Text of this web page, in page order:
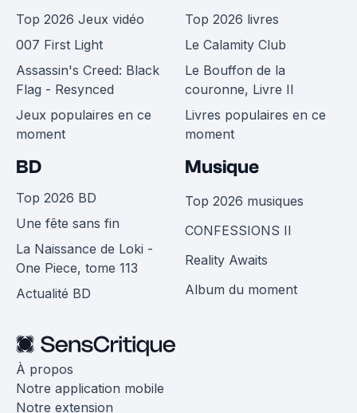
Top 2026 Jeux vidéo
007 First Light
Assassin's Creed: Black
Flag - Resynced
Jeux populaires en ce
moment
Top 2026 livres
Le Calamity Club
Le Bouffon de la
couronne, Livre II
Livres populaires en ce
moment
BD
Top 2026 BD
Une fête sans fin
La Naissance de Loki -
One Piece, tome 113
Actualité BD
Musique
Top 2026 musiques
CONFESSIONS II
Reality Awaits
Album du moment
À propos
Notre application mobile
Notre extension